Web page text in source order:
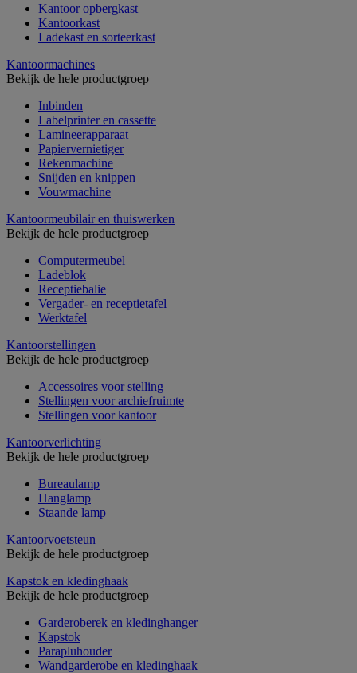
Kantoor opbergkast
Kantoorkast
Ladekast en sorteerkast
Kantoormachines
Bekijk de hele productgroep
Inbinden
Labelprinter en cassette
Lamineerapparaat
Papiervernietiger
Rekenmachine
Snijden en knippen
Vouwmachine
Kantoormeubilair en thuiswerken
Bekijk de hele productgroep
Computermeubel
Ladeblok
Receptiebalie
Vergader- en receptietafel
Werktafel
Kantoorstellingen
Bekijk de hele productgroep
Accessoires voor stelling
Stellingen voor archiefruimte
Stellingen voor kantoor
Kantoorverlichting
Bekijk de hele productgroep
Bureaulamp
Hanglamp
Staande lamp
Kantoorvoetsteun
Bekijk de hele productgroep
Kapstok en kledinghaak
Bekijk de hele productgroep
Garderoberek en kledinghanger
Kapstok
Parapluhouder
Wandgarderobe en kledinghaak